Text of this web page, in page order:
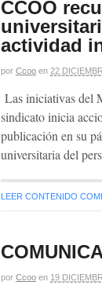
CCOO
actividad
por Ccoo en 22
Las iniciativas del
sindicato inicia
publicación en su
universitaria del
LEER CONTENIDO
por Ccoo en 19